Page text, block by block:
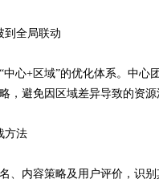
到全局联动
心+区域”的优化体系。中
，避免因区域差异导致的资源
方法
、内容策略及用户评价，识